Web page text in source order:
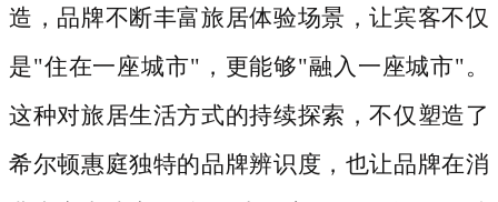
造，品牌不断丰富旅居体验场景，让宾客不仅
是"住在一座城市"，更能够"融入一座城市"。
这种对旅居生活方式的持续探索，不仅塑造了
希尔顿惠庭独特的品牌辨识度，也让品牌在消